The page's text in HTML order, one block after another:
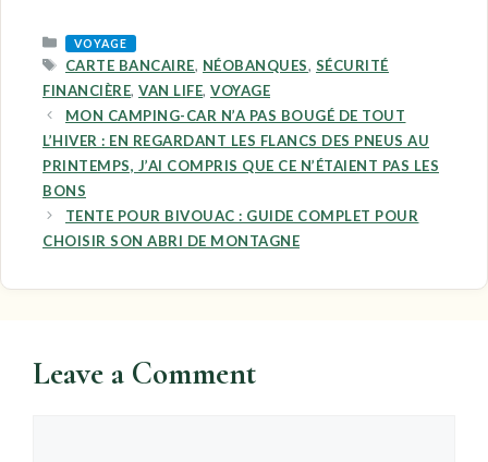
CATEGORIES
VOYAGE
TAGS
CARTE BANCAIRE, NÉOBANQUES, SÉCURITÉ
FINANCIÈRE, VAN LIFE, VOYAGE
MON CAMPING-CAR N’A PAS BOUGÉ DE TOUT
L’HIVER : EN REGARDANT LES FLANCS DES PNEUS AU
PRINTEMPS, J’AI COMPRIS QUE CE N’ÉTAIENT PAS LES
BONS
TENTE POUR BIVOUAC : GUIDE COMPLET POUR
CHOISIR SON ABRI DE MONTAGNE
Leave a Comment